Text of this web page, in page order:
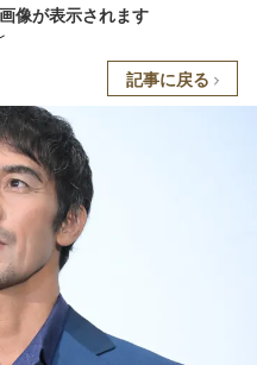
像が表示されます
記事に戻る